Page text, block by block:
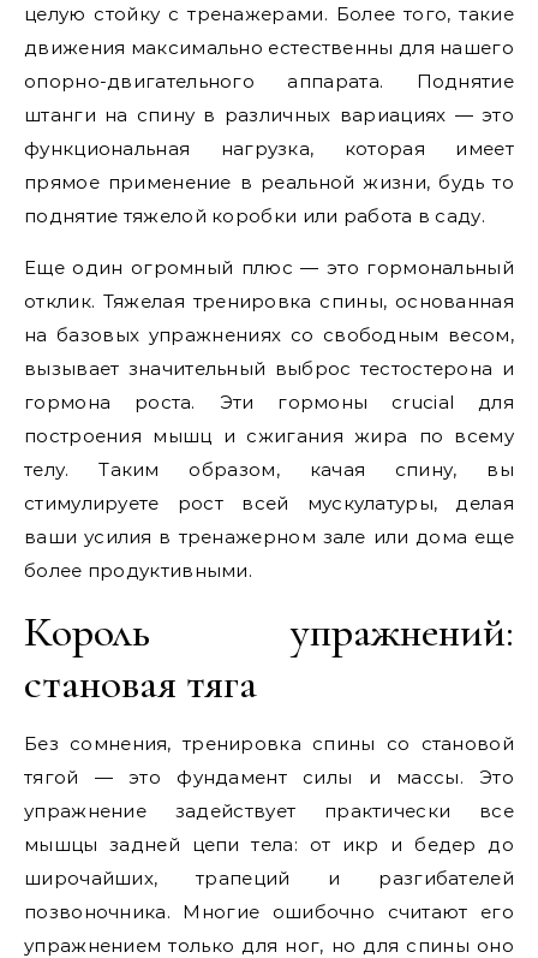
целую стойку с тренажерами. Более того, такие
движения максимально естественны для нашего
опорно-двигательного аппарата. Поднятие
штанги на спину в различных вариациях — это
функциональная нагрузка, которая имеет
прямое применение в реальной жизни, будь то
поднятие тяжелой коробки или работа в саду.
Еще один огромный плюс — это гормональный
отклик. Тяжелая тренировка спины, основанная
на базовых упражнениях со свободным весом,
вызывает значительный выброс тестостерона и
гормона роста. Эти гормоны crucial для
построения мышц и сжигания жира по всему
телу. Таким образом, качая спину, вы
стимулируете рост всей мускулатуры, делая
ваши усилия в тренажерном зале или дома еще
более продуктивными.
Король упражнений:
становая тяга
Без сомнения, тренировка спины со становой
тягой — это фундамент силы и массы. Это
упражнение задействует практически все
мышцы задней цепи тела: от икр и бедер до
широчайших, трапеций и разгибателей
позвоночника. Многие ошибочно считают его
упражнением только для ног, но для спины оно